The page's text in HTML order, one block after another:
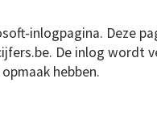
inlogpagina. Deze
De inlog wordt
hebben.